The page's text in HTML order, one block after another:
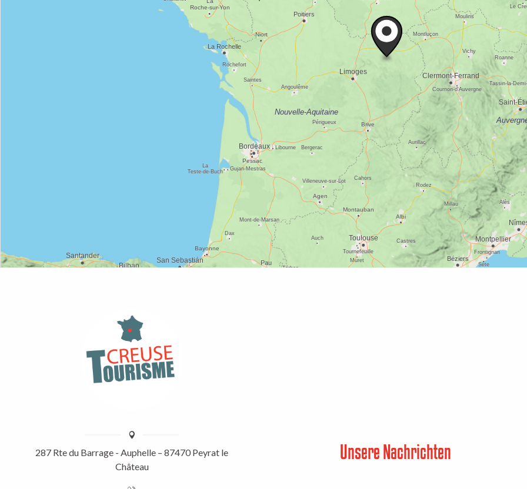
287 Rte du Barrage - Auphelle – 87470 Peyrat le
Château
Unsere Nachrichten